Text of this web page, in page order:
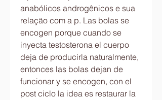
anabólicos androgênicos e sua
relação com a p. Las bolas se
encogen porque cuando se
inyecta testosterona el cuerpo
deja de producirla naturalmente,
entonces las bolas dejan de
funcionar y se encogen, con el
post ciclo la idea es restaurar la